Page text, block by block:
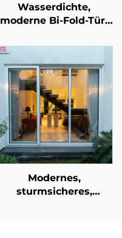
Wasserdichte,
moderne Bi-Fold-Tür,
Türsystem für Villen,
Außenbereich,
Terrasse, mit Faltglas-
System
Modernes,
sturmsicheres,